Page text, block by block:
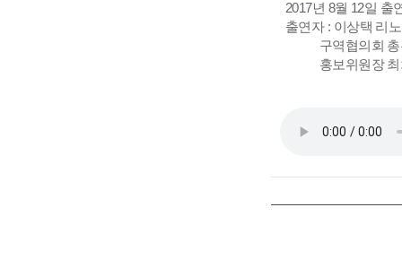
2017년 8월 12일
출연자 : 이상택 리
구역협의회 총
홍보위원장 최차